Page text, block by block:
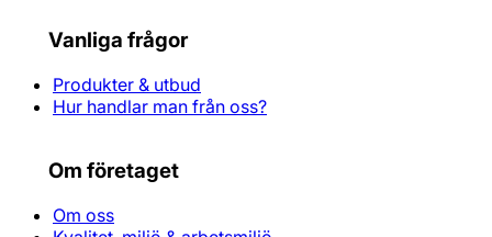
Vanliga frågor
Produkter & utbud
Hur handlar man från oss?
Om företaget
Om oss